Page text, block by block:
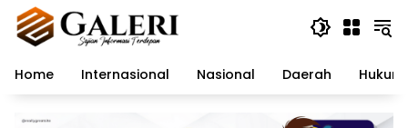
Langsung
konten
Home
Internasional Nasional Daerah